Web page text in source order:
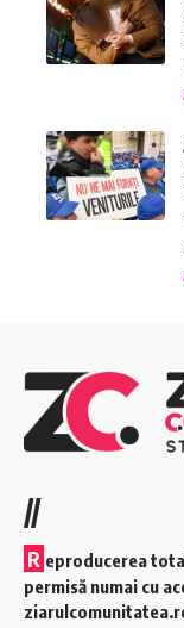
//
R eproducerea
permisă numai cu